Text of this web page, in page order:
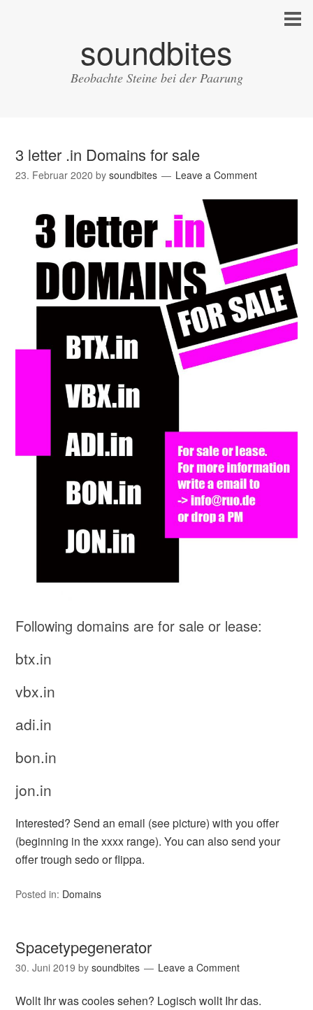
soundbites
Beobachte Steine bei der Paarung
3 letter .in Domains for sale
23. Februar 2020 bysoundbites Leave a Comment
Following domains are for sale or lease:
btx.in
vbx.in
adi.in
bon.in
jon.in
Interested? Send an email (see picture) with you offer
(beginning in the xxxx range). You can also send your
offer trough sedo or flippa.
Posted in: Domains
Spacetypegenerator
30. Juni 2019 bysoundbites Leave a Comment
Wollt Ihr was cooles sehen? Logisch wollt Ihr das.